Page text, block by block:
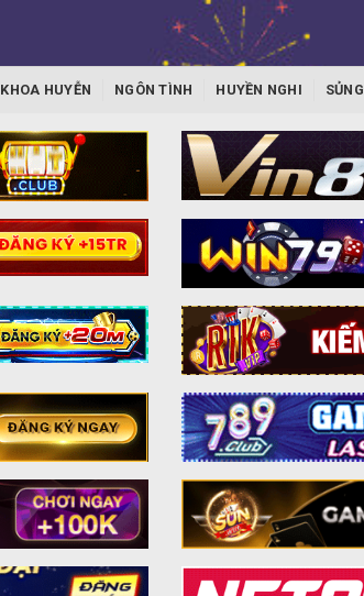
KHOA HUYỄN NGÔN TÌNH HUYỀN NGHI SỦNG